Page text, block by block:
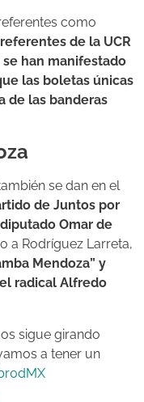
como
de la UCR
se han manifestado
las boletas únicas
de las banderas
se dan en el
de Juntos por
Omar de
a Rodríguez Larreta,
Mendoza” y
radical Alfredo
sigue girando
a tener un